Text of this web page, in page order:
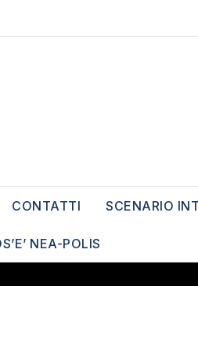
CONTATTI SCENARIO
NEA-POLIS